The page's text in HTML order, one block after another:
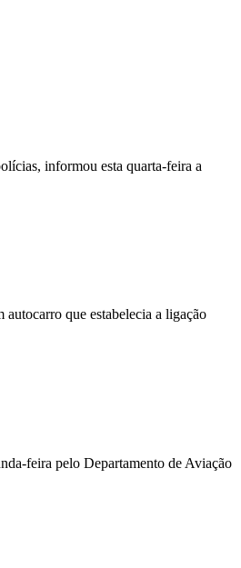
informou esta quarta-feira a
que estabelecia a ligação
feira pelo Departamento de Aviação